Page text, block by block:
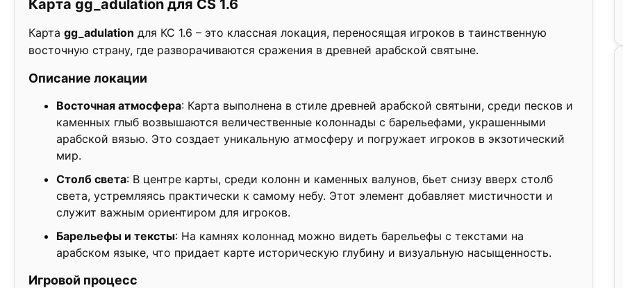
Карта gg_adulation для CS 1.6
Карта gg_adulation для КС 1.6 – это классная локация, переносящая игроков в таинственную
восточную страну, где разворачиваются сражения в древней арабской святыне.
Описание локации
Восточная атмосфера: Карта выполнена в стиле древней арабской святыни, среди песков и
каменных глыб возвышаются величественные колоннады с барельефами, украшенными
арабской вязью. Это создает уникальную атмосферу и погружает игроков в экзотический
мир.
Столб света: В центре карты, среди колонн и каменных валунов, бьет снизу вверх столб
света, устремляясь практически к самому небу. Этот элемент добавляет мистичности и
служит важным ориентиром для игроков.
Барельефы и тексты: На камнях колоннад можно видеть барельефы с текстами на
арабском языке, что придает карте историческую глубину и визуальную насыщенность.
Игровой процесс